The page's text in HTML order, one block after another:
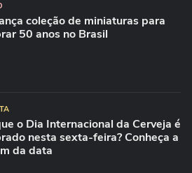
coleção de miniaturas para
50 anos no Brasil
o Dia Internacional da Cerveja é
nesta sexta-feira? Conheça a
da data